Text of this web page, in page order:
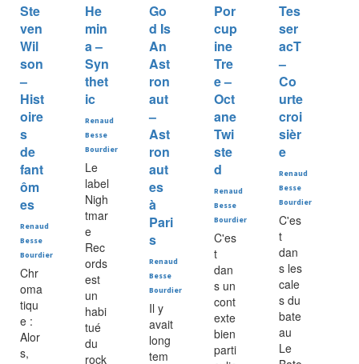
Ste
ven
Wil
son
–
Hist
oire
s
de
fant
ôm
es
Renaud
Besse
Bourdier
Chr
oma
tiqu
e :
Alor
s,
He
min
a –
Syn
thet
ic
Renaud
Besse
Bourdier
Le
label
Nigh
tmar
e
Rec
ords
est
un
habi
tué
du
rock
Go
d Is
An
Ast
ron
aut
–
Ast
ron
aut
es
à
Pari
s
Renaud
Besse
Bourdier
Il y
avait
long
tem
Por
cup
ine
Tre
e –
Oct
ane
Twi
ste
d
Renaud
Besse
Bourdier
C'es
t
dan
s un
cont
exte
bien
parti
Tes
ser
acT
–
Co
urte
croi
sièr
e
Renaud
Besse
Bourdier
C'es
t
dan
s les
cale
s du
bate
au
Le